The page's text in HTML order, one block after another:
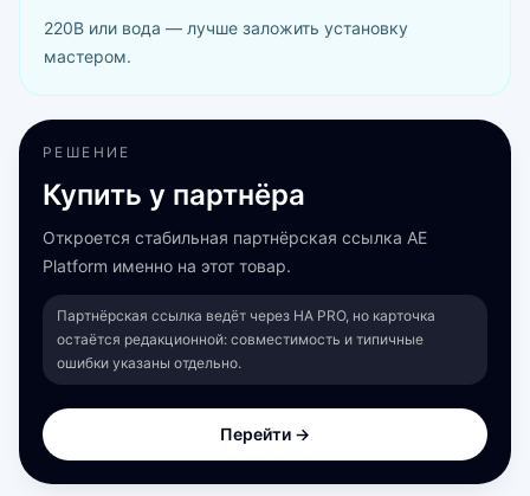
220В или вода — лучше заложить установку
мастером.
РЕШЕНИЕ
Купить у партнёра
Откроется стабильная партнёрская ссылка AE
Platform именно на этот товар.
Партнёрская ссылка ведёт через HA PRO, но карточка
остаётся редакционной: совместимость и типичные
ошибки указаны отдельно.
Перейти →